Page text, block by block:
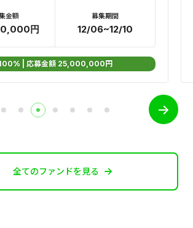
金額
円
募集期間
09/15~10/06
| 応募金額 65,430,000円
全てのファンドを見る